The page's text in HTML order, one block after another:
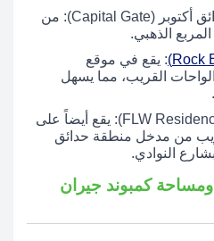
كمبوند كابيتال جيت حدائق أكتوبر (Capital Gate): من
الذهبي.
: يقع في موقع
القريب، مما يسهل
(FLW Residence): يقع أيضاً على
من مدخل منطقة حدائق
النوادي.
ومساحة كمبوند جيران